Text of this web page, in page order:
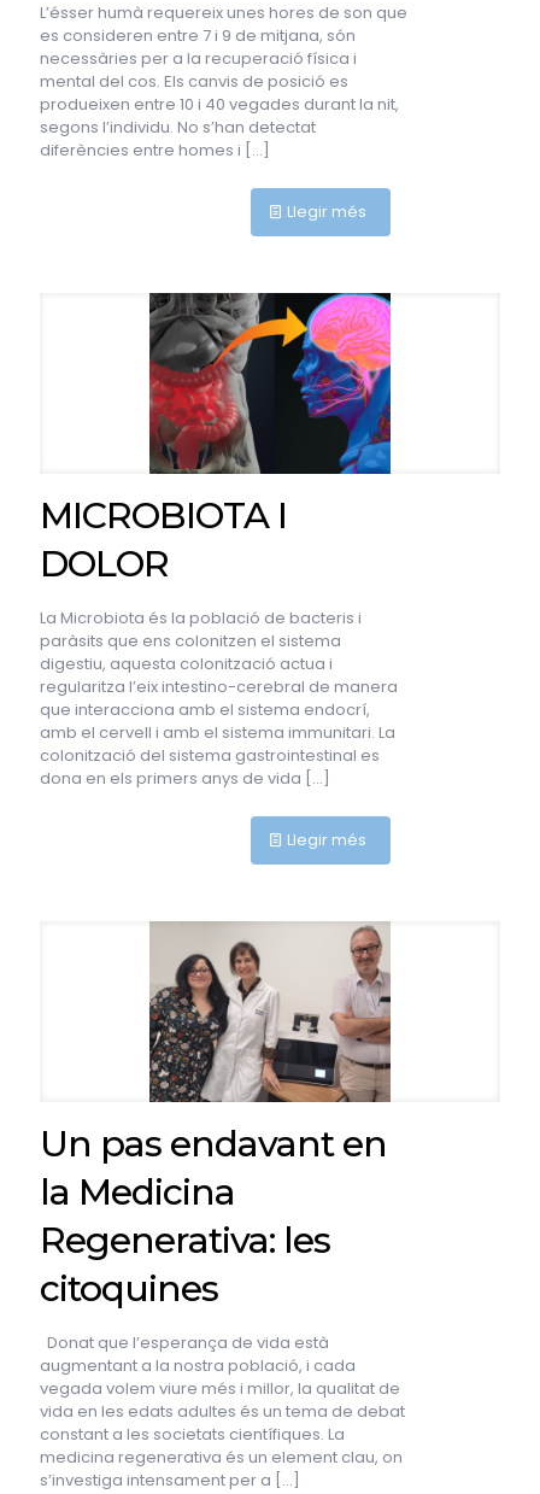
L’ésser humà requereix unes hores de son que
es consideren entre 7 i 9 de mitjana, són
necessàries per a la recuperació física i
mental del cos. Els canvis de posició es
produeixen entre 10 i 40 vegades durant la nit,
segons l’individu. No s’han detectat
diferències entre homes i […]
Llegir més
MICROBIOTA I
DOLOR
La Microbiota és la població de bacteris i
paràsits que ens colonitzen el sistema
digestiu, aquesta colonització actua i
regularitza l’eix intestino-cerebral de manera
que interacciona amb el sistema endocrí,
amb el cervell i amb el sistema immunitari. La
colonització del sistema gastrointestinal es
dona en els primers anys de vida […]
Llegir més
Un pas endavant en
la Medicina
Regenerativa: les
citoquines
Donat que l’esperança de vida està
augmentant a la nostra població, i cada
vegada volem viure més i millor, la qualitat de
vida en les edats adultes és un tema de debat
constant a les societats científiques. La
medicina regenerativa és un element clau, on
s’investiga intensament per a […]